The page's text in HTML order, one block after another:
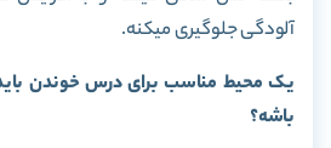
آلودگی جلوگیری میکنه.
یک محیط مناسب برای درس خوندن
باشه؟